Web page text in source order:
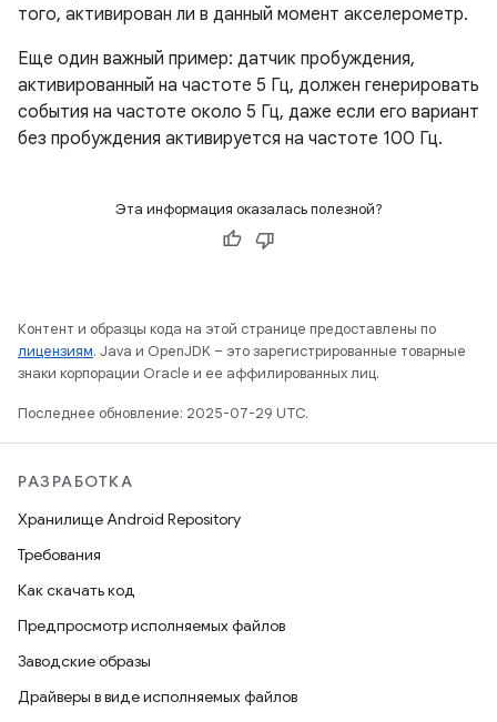
того, активирован ли в данный момент акселерометр.
Еще один важный пример: датчик пробуждения,
активированный на частоте 5 Гц, должен генерировать
события на частоте около 5 Гц, даже если его вариант
без пробуждения активируется на частоте 100 Гц.
Эта информация оказалась полезной?
Контент и образцы кода на этой странице предоставлены по
лицензиям. Java и OpenJDK – это зарегистрированные товарные
знаки корпорации Oracle и ее аффилированных лиц.
Последнее обновление: 2025-07-29 UTC.
РАЗРАБОТКА
Хранилище Android Repository
Требования
Как скачать код
Предпросмотр исполняемых файлов
Заводские образы
Драйверы в виде исполняемых файлов